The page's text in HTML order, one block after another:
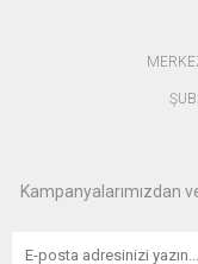
Kampanyalarımızdan